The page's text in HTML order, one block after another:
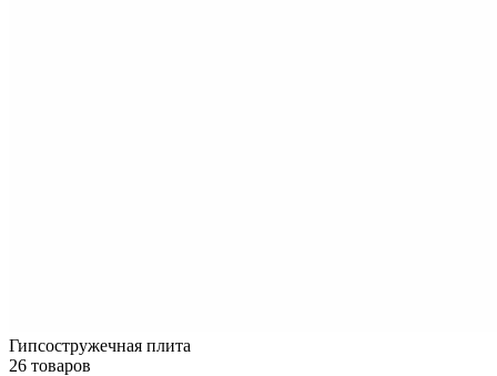
Гипсостружечная плита
26 товаров